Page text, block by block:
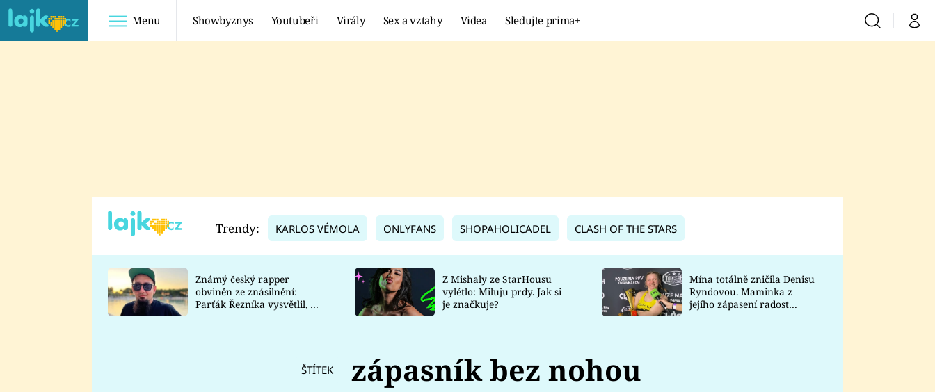
Menu Showbyznys Youtubeři Virály Sex a vztahy Videa Sledujte prima+ VyhledáváníMůj
TADEÁŠ KUBĚNKA
DATEL
Prima Lajk
Sledujte nás
Trendy: KARLOS VÉMOLA ONLYFANS SHOPAHOLICADEL CLASH OF THE STARS
Známý český rapper
obviněn ze znásilnění:
Parťák Řezníka vysvětlil, co
Z Mishaly ze StarHousu
vylétlo: Miluju prdy. Jak si
je značkuje?
Mína totálně zničila Denisu
Ryndovou. Maminka z
jejího zápasení radost
ŠTÍTEK zápasník bez nohou